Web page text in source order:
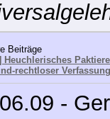
Beiträge
Heuchlerisches
rechtloser Verfassung
-